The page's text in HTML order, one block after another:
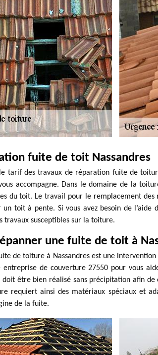
fuite de toit Nassandres
tarif des travaux de réparation fuite de
accompagne. Dans le domaine de la
du toit. Le travail pour le remplacement
toit à pente. Si vous avez besoin de l’aide
travaux susceptibles sur la toiture.
une fuite de toit à
de toiture à Nassandres est une
entreprise de couverture 27550 pour vous
doit être bien réalisé sans précipitation afin
requiert ainsi des matériaux spéciaux et
de la fuite.